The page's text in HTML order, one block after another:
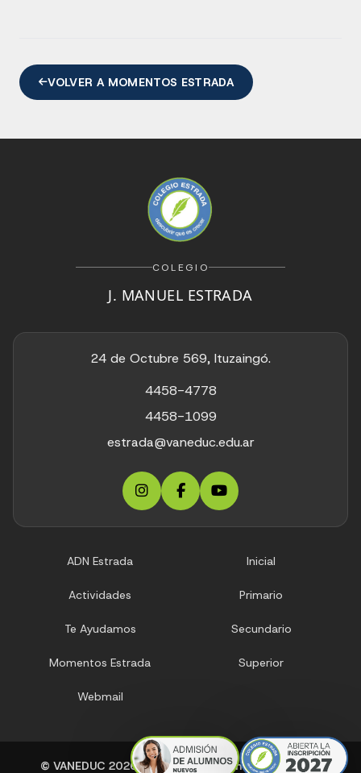
VOLVER A MOMENTOS ESTRADA
COLEGIO
J. MANUEL ESTRADA
24 de Octubre 569, Ituzaingó.
4458-4778
4458-1099
estrada@vaneduc.edu.ar
ADN Estrada Inicial
Actividades Primario
Te Ayudamos Secundario
Momentos Estrada Superior
Webmail
© VANEDUC 2026| Todos los derechos reservados